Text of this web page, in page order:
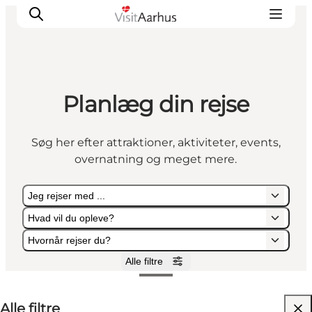
Oplevelser
Kalender
Byer og steder
Transport
Planlæg din rejse
Søg her efter attraktioner, aktiviteter, events,
overnatning og meget mere.
Jeg rejser med ...
Hvad vil du opleve?
Hvornår rejser du?
Alle filtre
Jeg rejser med ...
Hvad vil du opleve?
Hvornår rejser du?
Alle filtre